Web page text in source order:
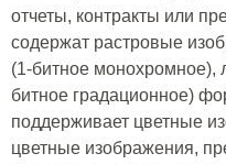
отчеты, контракты или
содержат растровые
(1-битное монохромное),
битное градационное)
поддерживает цветные
цветные изображения,